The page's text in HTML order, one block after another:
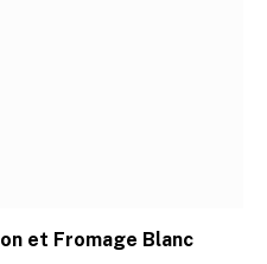
et Fromage Blanc